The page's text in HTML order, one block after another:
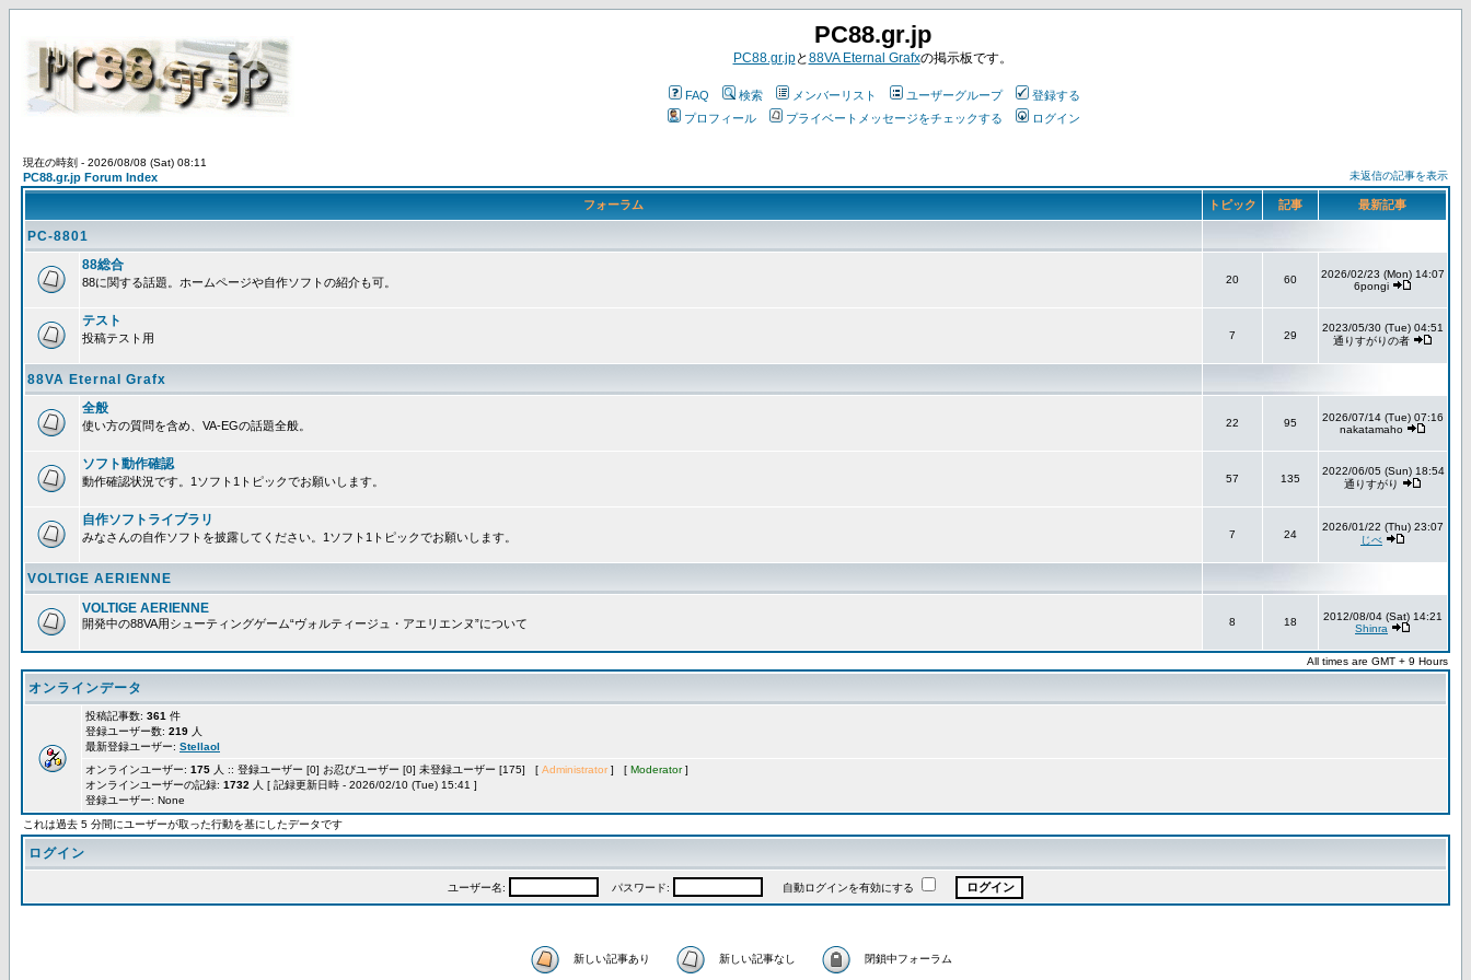
PC88.gr.jp
PC88.gr.jpと88VA Eternal Grafxの掲示板です。
FAQ 検索 メンバーリスト ユーザーグループ
登録する
プロフィール
プライベートメッセージをチェックする ログイン
現在の時刻 - 2026/08/08 (Sat) 08:11
PC88.gr.jp Forum Index 未返信の記事を表示
フォーラム トピック 記事 最新記事
PC-8801
88総合
88に関する話題。ホームページや自作ソフトの紹介も可。 20 60
2026/02/23 (Mon) 14:07
6pongi
テスト
投稿テスト用 7 29
2023/05/30 (Tue) 04:51
通りすがりの者
88VA Eternal Grafx
全般
使い方の質問を含め、VA-EGの話題全般。 22 95
2026/07/14 (Tue) 07:16
nakatamaho
ソフト動作確認
動作確認状況です。1ソフト1トピックでお願いします。 57 135
2022/06/05 (Sun) 18:54
通りすがり
自作ソフトライブラリ
みなさんの自作ソフトを披露してください。1ソフト1トピックでお願いします。 7 24
2026/01/22 (Thu) 23:07
じべ
VOLTIGE AERIENNE
VOLTIGE AERIENNE
開発中の88VA用シューティングゲーム“ヴォルティージュ・アエリエンヌ”について 8 18
2012/08/04 (Sat) 14:21
Shinra
All times are GMT + 9 Hours
オンラインデータ
投稿記事数: 361 件
登録ユーザー数: 219 人
最新登録ユーザー: Stellaol
オンラインユーザー: 175 人 :: 登録ユーザー [0] お忍びユーザー [0] 未登録ユーザー [175] [ Administrator ] [ Moderator]
オンラインユーザーの記録: 1732 人 [ 記録更新日時 - 2026/02/10 (Tue) 15:41 ]
登録ユーザー: None
これは過去 5 分間にユーザーが取った行動を基にしたデータです
ログイン
ユーザー名: パスワード: 自動ログインを有効にする
新しい記事あり 新しい記事なし 閉鎖中フォーラム